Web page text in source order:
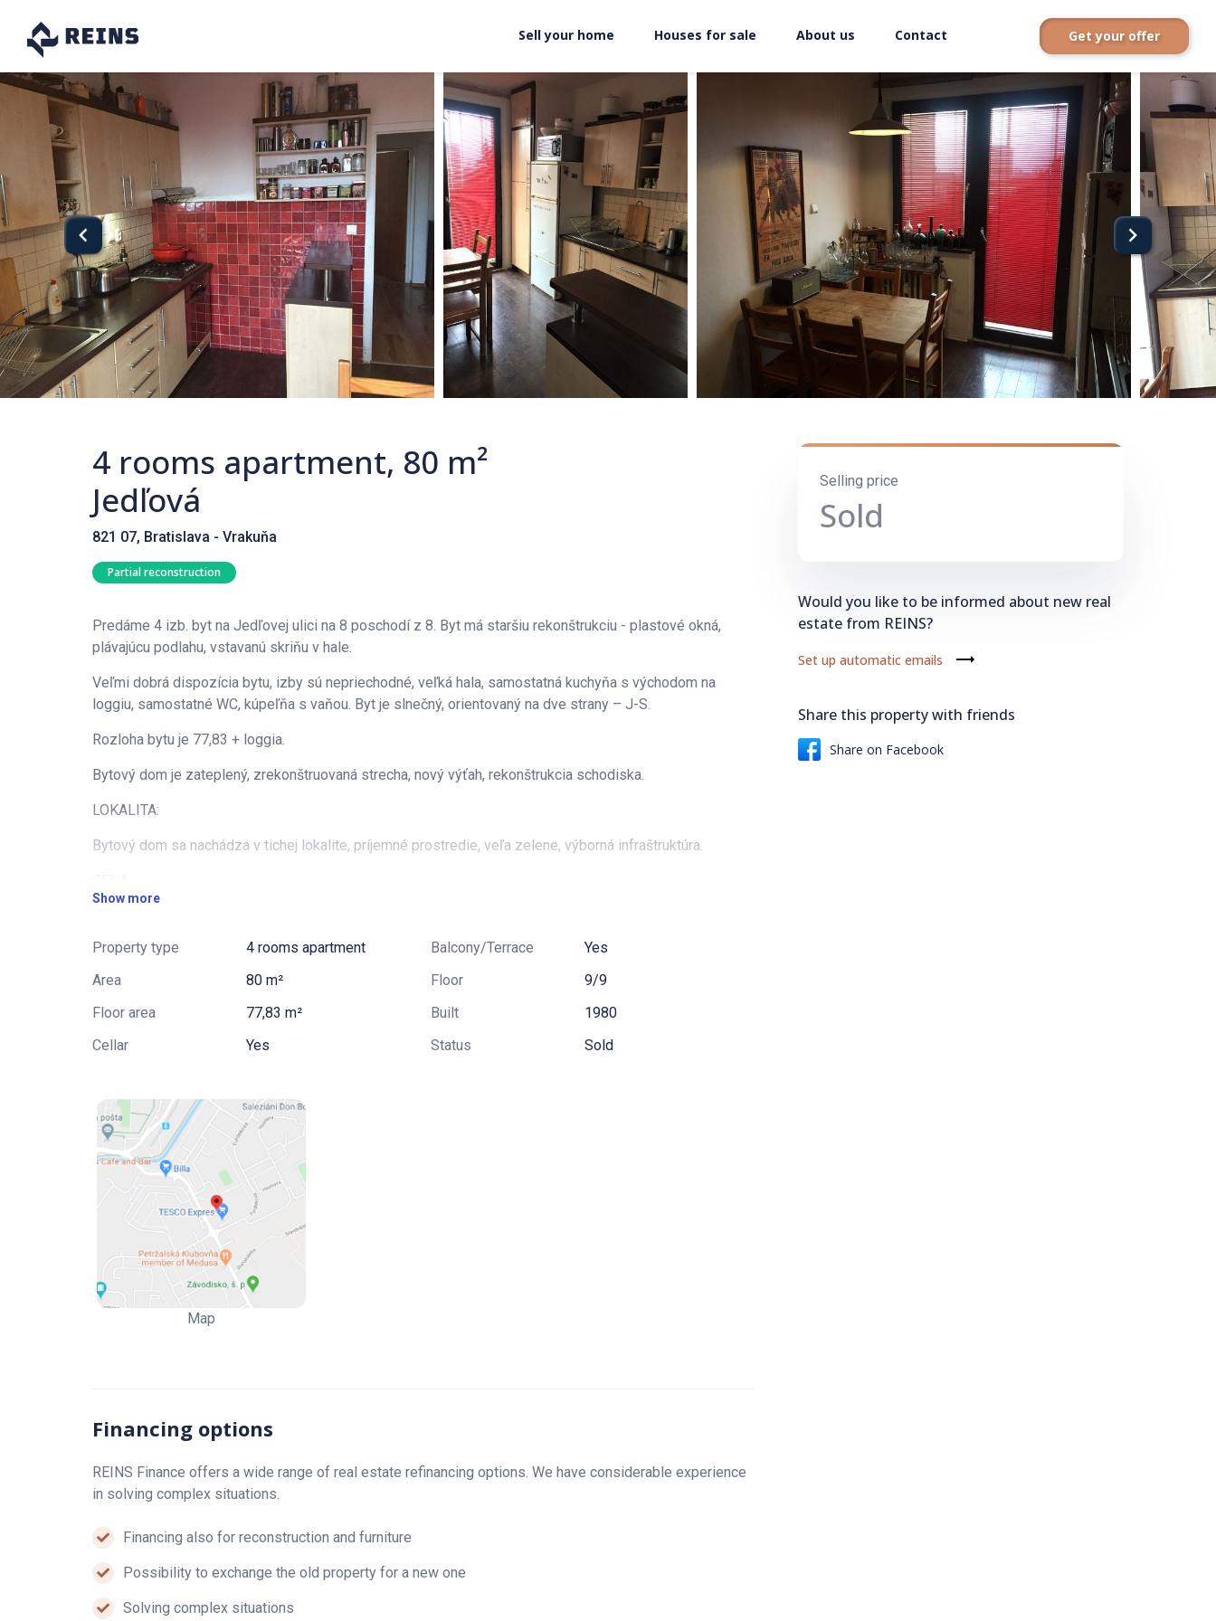
Sell your home Houses for sale About us Contact Get your offer
4 rooms apartment, 80 m²
Jedľová
821 07, Bratislava - Vrakuňa
Partial reconstruction
Predáme 4 izb. byt na Jedľovej ulici na 8 poschodí z 8. Byt má staršiu rekonštrukciu - plastové okná,
plávajúcu podlahu, vstavanú skriňu v hale.
Veľmi dobrá dispozícia bytu, izby sú nepriechodné, veľká hala, samostatná kuchyňa s východom na
loggiu, samostatné WC, kúpeľňa s vaňou. Byt je slnečný, orientovaný na dve strany – J-S.
Rozloha bytu je 77,83 + loggia.
Bytový dom je zateplený, zrekonštruovaná strecha, nový výťah, rekonštrukcia schodiska.
LOKALITA:
Bytový dom sa nachádza v tichej lokalite, príjemné prostredie, veľa zelene, výborná infraštruktúra.
notárom.
Samozrejmosťou je možnosť financovať kúpu na hypotekárny úver, čím vám ochotne pomôže náš firemný
Show more
Property type
4 rooms apartment
Area
80 m²
Floor area
77,83 m²
Cellar
Yes
Balcony/Terrace
Yes
Floor
9/9
Built
1980
Status
Sold
Map
Financing options
REINS Finance offers a wide range of real estate refinancing options. We have considerable experience
in solving complex situations.
Financing also for reconstruction and furniture
Possibility to exchange the old property for a new one
Solving complex situations
Selling price
Sold
Would you like to be informed about new real
estate from REINS?
Set up automatic emails
Share this property with friends
Share on Facebook